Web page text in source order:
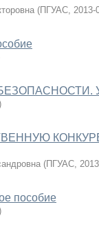
(ПГУАС, 2013-
(ПГУАС,
пособие